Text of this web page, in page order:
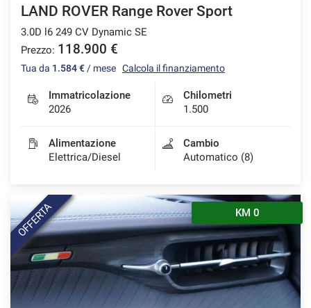
LAND ROVER Range Rover Sport
3.0D l6 249 CV Dynamic SE
Prezzo: 118.900 €
Tua da 1.584 € / mese Calcola il finanziamento
Immatricolazione
2026
Chilometri
1.500
Alimentazione
Elettrica/Diesel
Cambio
Automatico (8)
OFFERTA KM 0